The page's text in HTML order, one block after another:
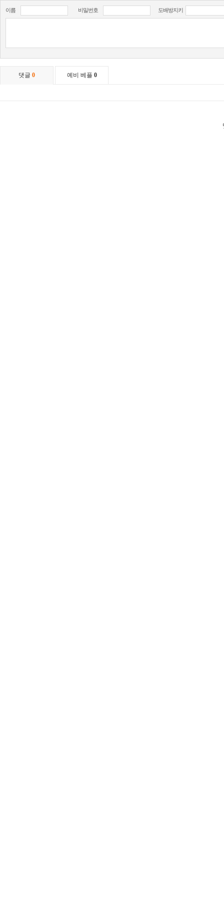
이름 비밀번호 도배방지키
댓글 0 예비 베플 0